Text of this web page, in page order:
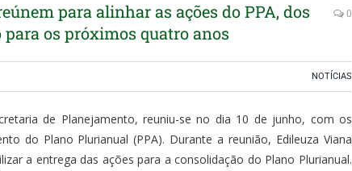
para alinhar as ações do PPA, dos
para os próximos quatro anos
0
NOTÍCIAS
de Planejamento, reuniu-se no dia 10 de junho, com os
do Plano Plurianual (PPA). Durante a reunião, Edileuza Viana
a entrega das ações para a consolidação do Plano Plurianual.